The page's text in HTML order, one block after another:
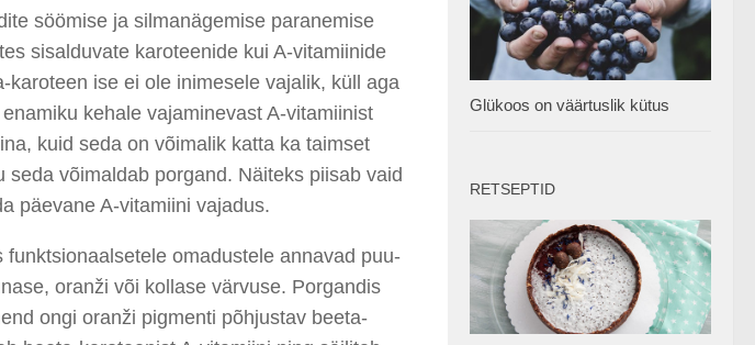
söömise ja silmanägemise paranemise
sisalduvate karoteenide kui A-vitamiinide
karoteen ise ei ole inimesele vajalik, küll aga
kehale vajaminevast A-vitamiinist
kuid seda on võimalik katta ka taimset
võimaldab porgand. Näiteks piisab vaid
päevane A-vitamiini vajadus.
omadustele annavad puu-
oranži või kollase värvuse. Porgandis
ongi oranži pigmenti põhjustav beeta-
Glükoos on väärtuslik kütus
RETSEPTID